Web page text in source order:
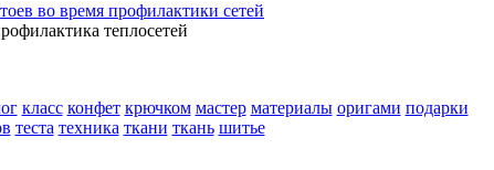
во время профилактики сетей
теплосетей
класс конфет крючком мастер материалы оригами подарки
теста техника ткани ткань шитье